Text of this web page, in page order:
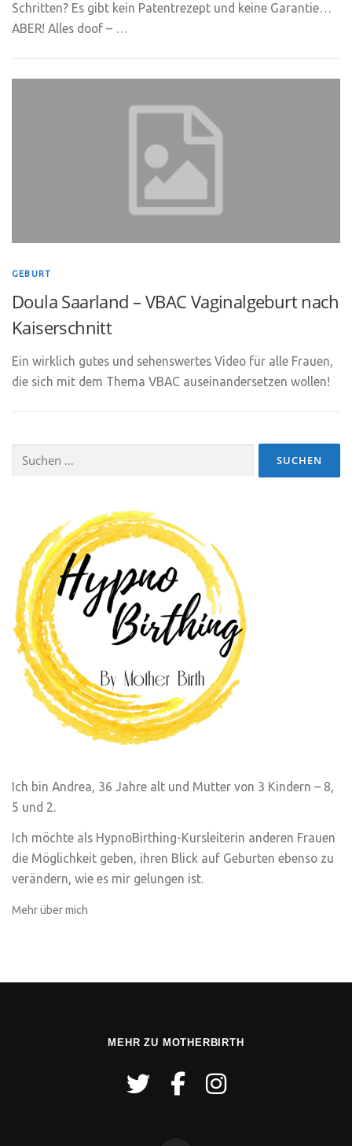
Schritten? Es gibt kein Patentrezept und keine Garantie…
ABER! Alles doof – …
GEBURT
Doula Saarland – VBAC Vaginalgeburt nach
Kaiserschnitt
Ein wirklich gutes und sehenswertes Video für alle Frauen,
die sich mit dem Thema VBAC auseinandersetzen wollen!
Suchen
Ich bin Andrea, 36 Jahre alt und Mutter von 3 Kindern – 8,
5 und 2.
Ich möchte als HypnoBirthing-Kursleiterin anderen Frauen
die Möglichkeit geben, ihren Blick auf Geburten ebenso zu
verändern, wie es mir gelungen ist.
Mehr über mich
MEHR ZU MOTHERBIRTH